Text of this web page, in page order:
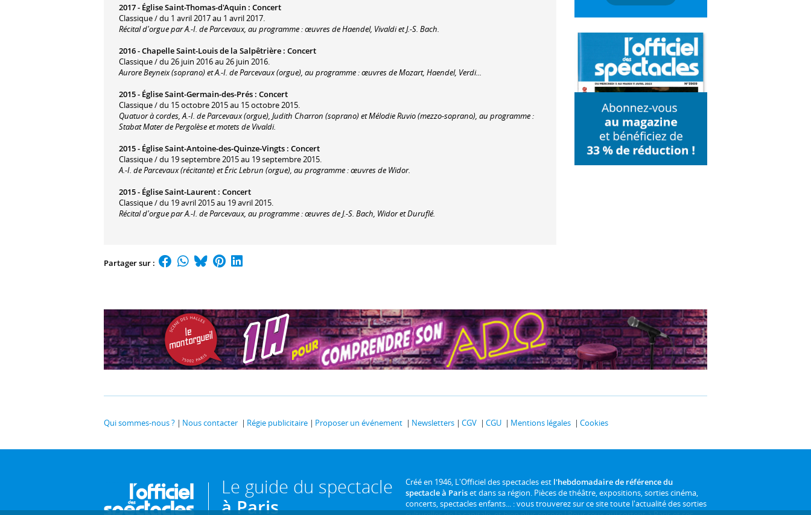
2017 - Église Saint-Thomas-d'Aquin : Concert
Classique / du 1 avril 2017 au 1 avril 2017.
Récital d'orgue par A.-I. de Parcevaux, au programme : œuvres de Haendel, Vivaldi et J.-S. Bach.
2016 -Chapelle Saint-Louis de la Salpêtrière : Concert
Classique / du 26 juin 2016 au 26 juin 2016.
Aurore Beyneix (soprano) et A.-I. de Parcevaux (orgue), au programme : œuvres de Mozart, Haendel, Verdi...
2015 - Église Saint-Germain-des-Prés : Concert
Classique / du 15 octobre 2015 au 15 octobre 2015.
Quatuor à cordes, A.-I. de Parcevaux (orgue), Judith Charron (soprano) et Mélodie Ruvio (mezzo-soprano), au programme :
Stabat Mater de Pergolèse et motets de Vivaldi.
2015 - Église Saint-Antoine-des-Quinze-Vingts : Concert
Classique / du 19 septembre 2015 au 19 septembre 2015.
A.-I. de Parcevaux (récitante) et Éric Lebrun (orgue), au programme : œuvres de Widor.
2015 - Église Saint-Laurent : Concert
Classique / du 19 avril 2015 au 19 avril 2015.
Récital d'orgue par A.-I. de Parcevaux, au programme : œuvres de J.-S. Bach, Widor et Duruflé.
Partager sur :
Qui sommes-nous ? Nous contacter Régie publicitaire Proposer un événement Newsletters CGV CGU Mentions légales Cookies
Le guide du spectacle
à Paris
Créé en 1946, L'Officiel des spectacles est l'hebdomadaire de référence du
spectacle à Pariset dans sa région. Pièces de théâtre, expositions, sorties cinéma,
concerts, spectacles enfants... : vous trouverez sur ce site toute l'actualité des sorties